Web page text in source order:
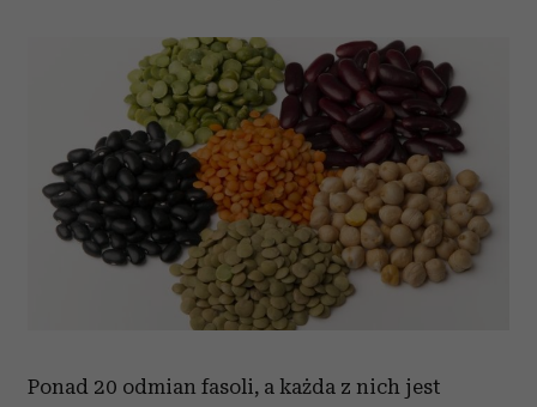
Ponad 20 odmian fasoli, a każda z nich jest